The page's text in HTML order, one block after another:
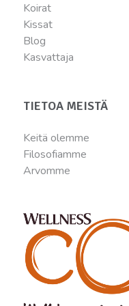
Koirat
Kissat
Blog
Kasvattaja
TIETOA MEISTÄ
Keitä olemme
Filosofiamme
Arvomme